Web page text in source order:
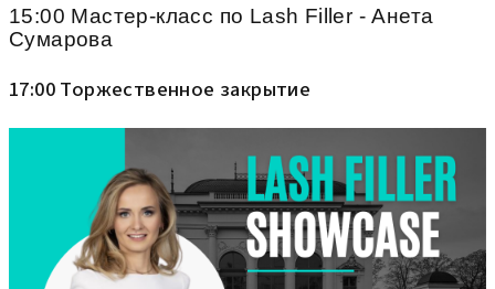
15:00 Мастер-класс по Lash Filler - Анета
Сумарова
17:00 Торжественное закрытие